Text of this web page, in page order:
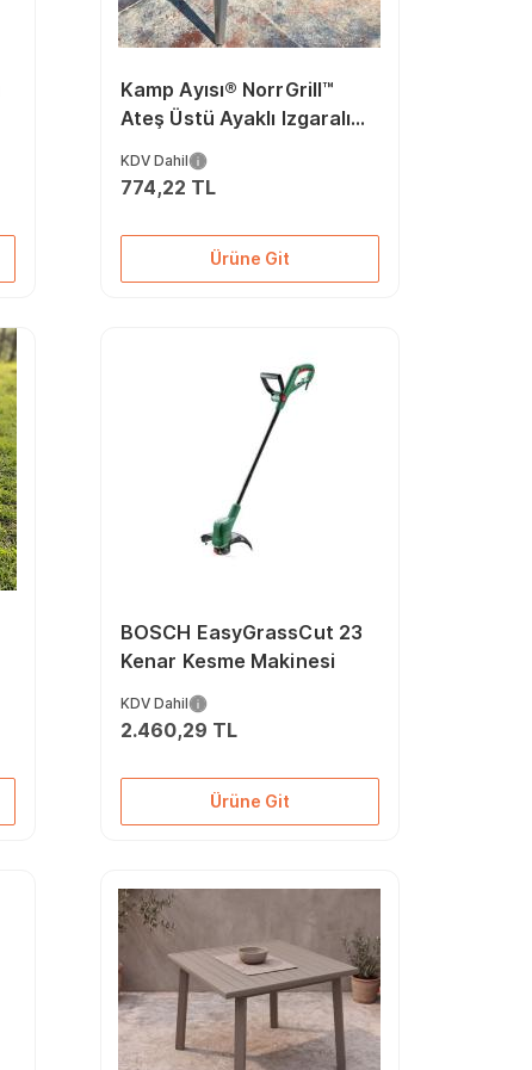
Kamp Ayısı® NorrGrill™
Ateş Üstü Ayaklı Izgaralı
Katlanır Kamp Piknik
Masası
KDV Dahil
774,22 TL
Ürüne Git
BOSCH EasyGrassCut 23
Kenar Kesme Makinesi
KDV Dahil
2.460,29 TL
Ürüne Git